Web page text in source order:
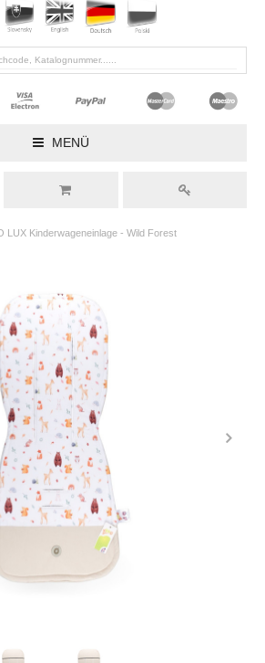
MENÜ
LUX Kinderwageneinlage - Wild Forest